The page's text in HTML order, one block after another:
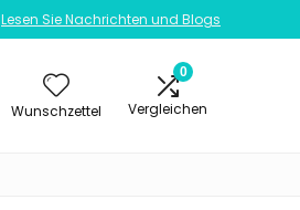
Lesen Sie Nachrichten und Blogs
Wunschzettel
0
Vergleichen